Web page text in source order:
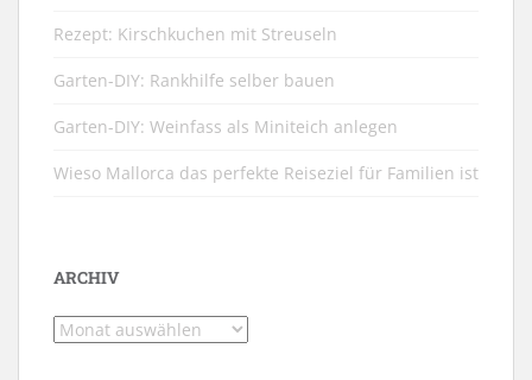
Rezept: Kirschkuchen mit Streuseln
Garten-DIY: Rankhilfe selber bauen
Garten-DIY: Weinfass als Miniteich anlegen
Wieso Mallorca das perfekte Reiseziel für Familien ist
ARCHIV
Archiv